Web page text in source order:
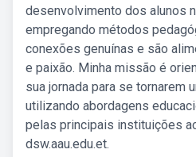
desenvolvimento dos alunos
empregando métodos
conexões genuínas e são
e paixão. Minha missão é
sua jornada para se tornarem
utilizando abordagens
pelas principais instituições
dsw.aau.edu.et.